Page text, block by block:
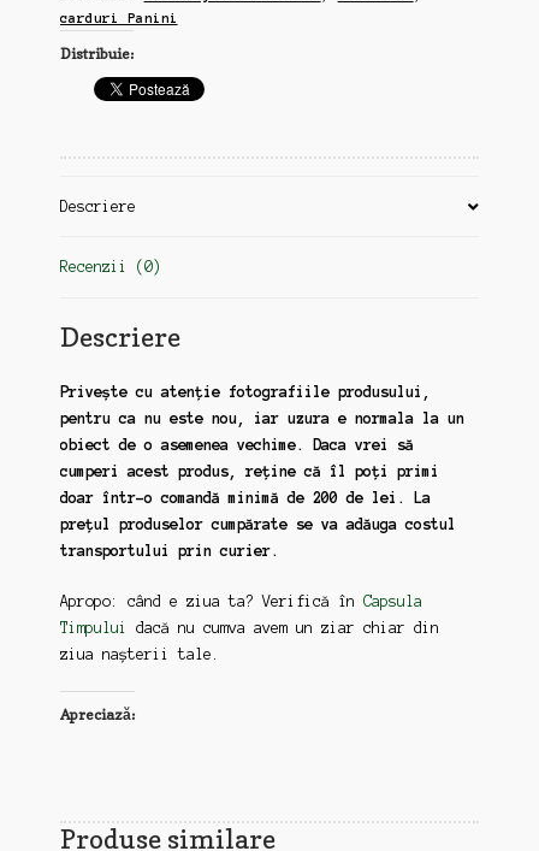
FIFA
365,
anii
2020-
carduri Panini
Distribuie:
Descriere
Recenzii (0)
Descriere
Privește cu atenție fotografiile produsului,
pentru ca nu este nou, iar uzura e normala la un
obiect de o asemenea vechime. Daca vrei să
cumperi acest produs, reține că îl poți primi
doar într-o comandă minimă de 200 de lei. La
prețul produselor cumpărate se va adăuga costul
transportului prin curier.
Apropo: când e ziua ta? Verifică în Capsula
Timpului
dacă nu cumva avem un ziar chiar din
ziua nașterii tale.
Apreciază:
Produse similare